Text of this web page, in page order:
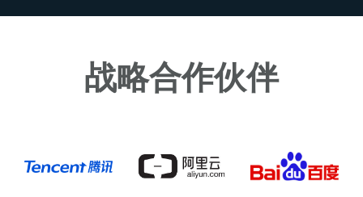
战略合作伙伴